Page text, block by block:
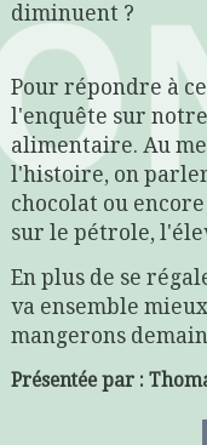
diminuent ?
Pour répondre à
l'enquête sur
alimentaire. Au
l'histoire, on
chocolat ou
sur le pétrole,
En plus de se
va ensemble
mangerons
Présentée par :